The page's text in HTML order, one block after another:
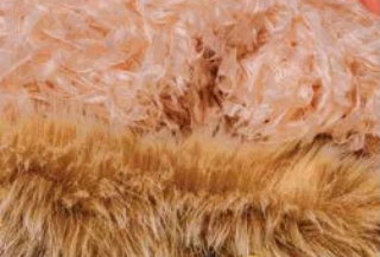
Materialien und mit raffinierten
Veredelungen. Die subtil gestalteten
offenbaren eine Welt aus zarten
zeitlosen Kaschmir-Motiven, floralen
Kompositionen und ornamentalen
Landschaften mit raffinierten Details.